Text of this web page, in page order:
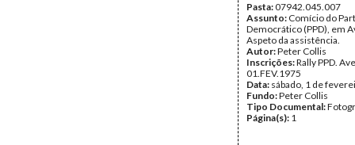
Pasta:07942.045.007
Assunto: Comício do
Democrático (PPD), em
Aspeto da assistência.
Autor:Peter Collis
Inscrições:Rally PPD.
01.FEV.1975
Data: sábado, 1 de
Fundo:Peter Collis
Tipo Documental:
Página(s): 1